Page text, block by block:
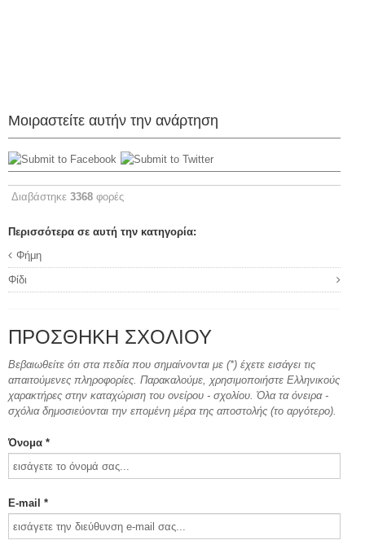
Μοιραστείτε αυτήν την ανάρτηση
Διαβάστηκε 3368 φορές
Περισσότερα σε αυτή την κατηγορία:
Φήμη
Φίδι
ΠΡΟΣΘΉΚΗ ΣΧΟΛΊΟΥ
Βεβαιωθείτε ότι στα πεδία που σημαίνονται με (*) έχετε εισάγει τις
απαιτούμενες πληροφορίες. Παρακαλούμε, χρησιμοποιήστε Ελληνικούς
χαρακτήρες στην καταχώριση του ονείρου - σχολίου. Όλα τα όνειρα -
σχόλια δημοσιεύονται την επομένη μέρα της αποστολής (το αργότερο).
Όνομα *
E-mail *